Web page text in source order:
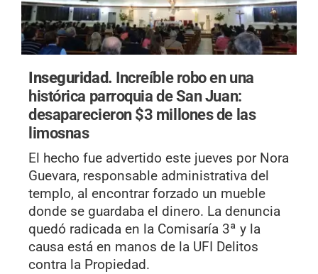
Inseguridad. Increíble robo en una
histórica parroquia de San Juan:
desaparecieron $3 millones de las
limosnas
El hecho fue advertido este jueves por Nora
Guevara, responsable administrativa del
templo, al encontrar forzado un mueble
donde se guardaba el dinero. La denuncia
quedó radicada en la Comisaría 3ª y la
causa está en manos de la UFI Delitos
contra la Propiedad.